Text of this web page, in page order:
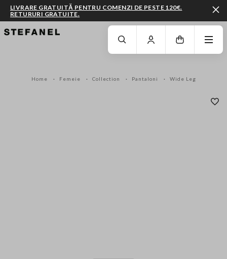
MERGI LA CONȚINUTUL PRINCIPALDERULEAZĂ ÎN JOS
LIVRARE GRATUITĂ PENTRU COMENZI DE PESTE 120€.
RETURURI GRATUITE.
Home Femeie Collection Pantaloni Wide Leg